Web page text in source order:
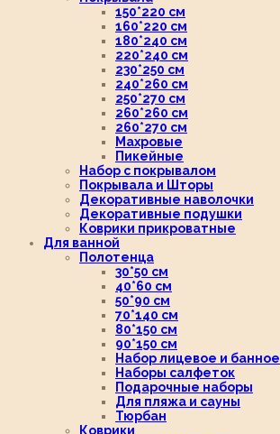
150*220 см
160*220 см
180*240 см
220*240 см
230*250 см
240*260 см
250*270 см
260*260 см
260*270 см
Махровые
Пикейные
Набор с покрывалом
Покрывала и Шторы
Декоративные наволочки
Декоративные подушки
Коврики прикроватные
Для ванной
Полотенца
30*50 см
40*60 см
50*90 см
70*140 см
80*150 см
90*150 см
Набор лицевое и банное
Наборы салфеток
Подарочные наборы
Для пляжа и сауны
Тюрбан
Коврики